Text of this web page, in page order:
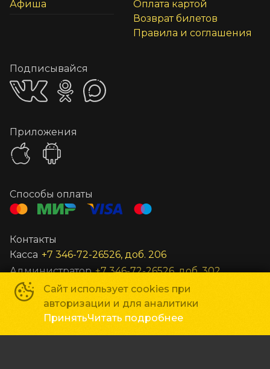
Сайт использует cookies при
авторизации и для аналитики
ПринятьЧитать подробнее
Афиша
Оплата картой
Возврат билетов
Правила и соглашения
Подписывайся
Приложения
Способы оплаты
Контакты
Касса +7 346-72-26526, доб. 206
Администратор +7 346-72-26526, доб. 302
Заведующий +7 346-72-26526, доб. 301
Все остальные вопросы unost@gkc-planeta.ru
По вопросам гастролей и маркетинга